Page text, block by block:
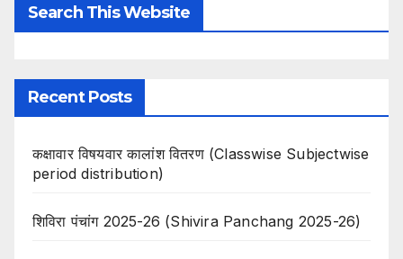
Search This Website
Recent Posts
कक्षावार विषयवार कालांश वितरण (Classwise Subjectwise
period distribution)
शिविरा पंचांग 2025-26 (Shivira Panchang 2025-26)